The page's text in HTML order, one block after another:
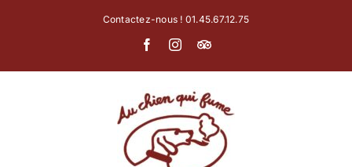
Contactez-nous ! 01.45.67.12.75
FacebookInstagramTripadvisor